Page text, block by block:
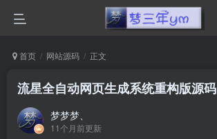
首页 网站源码 正文
流星全自动网页生成系统重构版源码
梦梦梦、
11个月前更新